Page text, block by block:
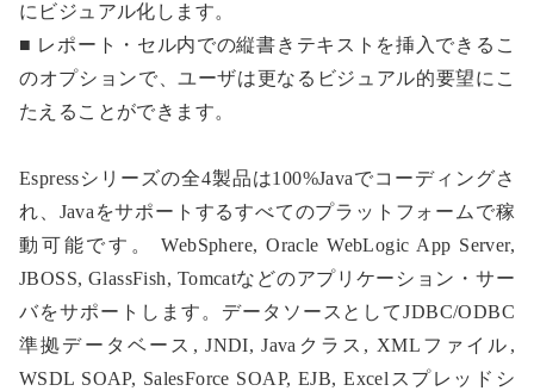
にビジュアル化します。
■ レポート・セル内での縦書きテキストを挿入できるこ
のオプションで、ユーザは更なるビジュアル的要望にこ
たえることができます。
Espressシリーズの全4製品は100%Javaでコーディングさ
れ、Javaをサポートするすべてのプラットフォームで稼
動可能です。 WebSphere, Oracle WebLogic App Server,
JBOSS, GlassFish, Tomcatなどのアプリケーション・サー
バをサポートします。データソースとしてJDBC/ODBC
準拠データベース, JNDI, Javaクラス, XMLファイル,
WSDL SOAP, SalesForce SOAP, EJB, Excelスプレッドシ